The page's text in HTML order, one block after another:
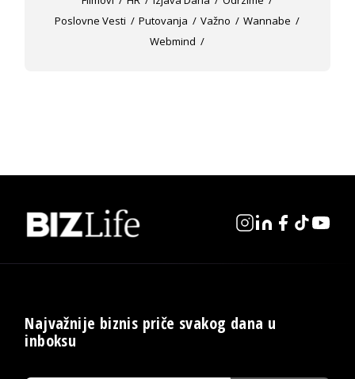
Poslovne Vesti
Putovanja Važno
Wannabe
Webmind
Najvažnije biznis priče svakog dana u
inboksu